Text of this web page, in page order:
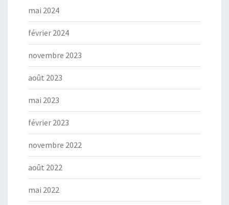
mai 2024
février 2024
novembre 2023
août 2023
mai 2023
février 2023
novembre 2022
août 2022
mai 2022